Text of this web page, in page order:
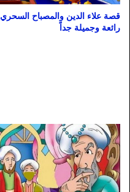
قصة علاء الدين والمصباح السحري
رائعة وجميلة جداً